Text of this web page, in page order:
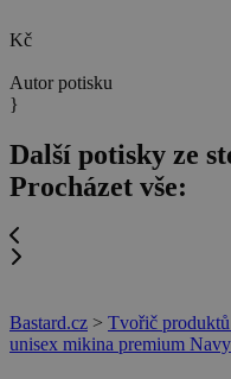
Kč
Autor potisku
}
Další potisky ze
Procházet vše:
Bastard.cz > Tvořič
unisex mikina premium Navy